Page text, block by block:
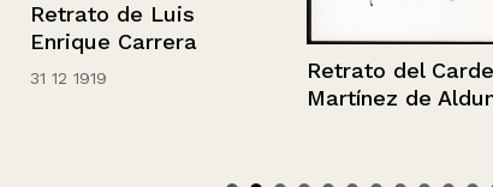
Retrato de Luis
Enrique Carrera
31 12 1919
Retrato del Cardenal
Martínez de Aldunate